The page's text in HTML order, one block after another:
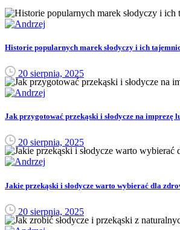
Historie popularnych marek słodyczy i ich
20 sierpnia, 2025
Jak przygotować przekąski i słodycze na imprezę
20 sierpnia, 2025
Jakie przekąski i słodycze warto wybierać dla
20 sierpnia, 2025